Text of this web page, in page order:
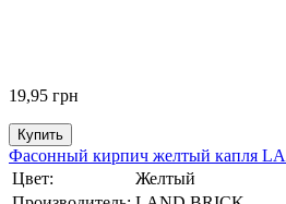
19,95 грн
Купить
Фасонный кирпич желтый капля
Цвет:
Желтый